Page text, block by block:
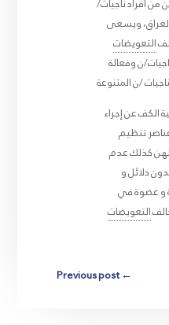
من أفراد ناجيات/
ويسعى
التعويضات
ن وفعالة
/ن المتنوعة
الكف عن إجراء
تنظيم
كذلك عدم
دلائل و
و عضوة في
التعويضات
←
Previous post